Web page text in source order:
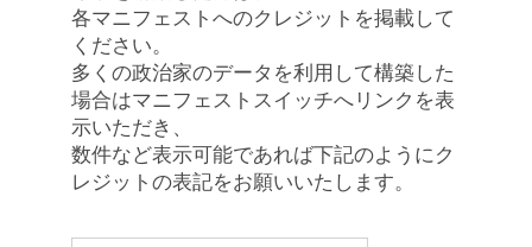
各マニフェストへのクレジットを掲載して
ください。
多くの政治家のデータを利用して構築した
場合はマニフェストスイッチへリンクを表
示いただき、
数件など表示可能であれば下記のようにク
レジットの表記をお願いいたします。